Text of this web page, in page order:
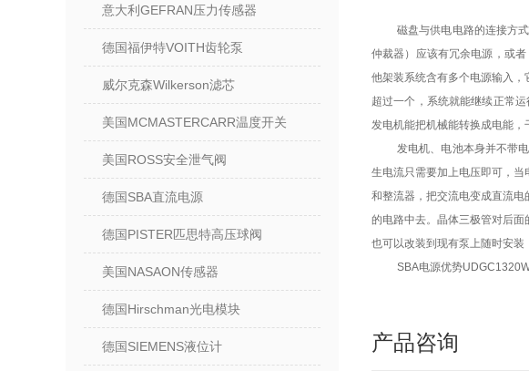
意大利GEFRAN压力传感器
德国福伊特VOITH齿轮泵
威尔克森Wilkerson滤芯
美国MCMASTERCARR温度开关
美国ROSS安全泄气阀
德国SBA直流电源
德国PISTER匹思特高压球阀
美国NASAON传感器
德国Hirschman光电模块
德国SIEMENS液位计
磁盘与供电电路的连接方
仲裁器）应该有冗余电源，或
他架装系统含有多个电源输入
超过一个，系统就能继续正常
发电机能把机械能转换成电能，
发电机、电池本身并不带
生电流只需要加上电压即可，
和整流器，把交流电变成直流
的电路中去。晶体三极管对后
也可以改装到现有泵上随时安装
SBA电源优势
产品咨询